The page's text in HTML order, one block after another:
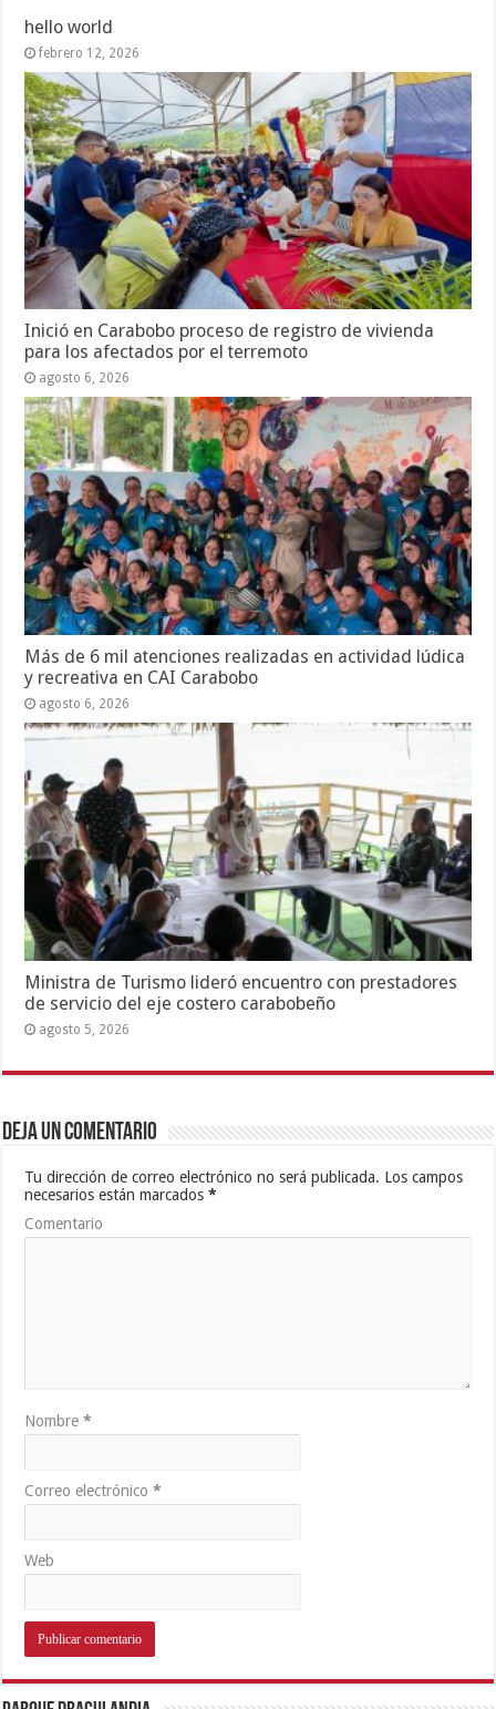
hello world
febrero 12, 2026
Inició en Carabobo proceso de registro de vivienda
para los afectados por el terremoto
agosto 6, 2026
Más de 6 mil atenciones realizadas en actividad lúdica
y recreativa en CAI Carabobo
agosto 6, 2026
Ministra de Turismo lideró encuentro con prestadores
de servicio del eje costero carabobeño
agosto 5, 2026
Deja un comentario
Tu dirección de correo electrónico no será publicada. Los campos
necesarios están marcados*
Comentario
Nombre*
Correo electrónico*
Web